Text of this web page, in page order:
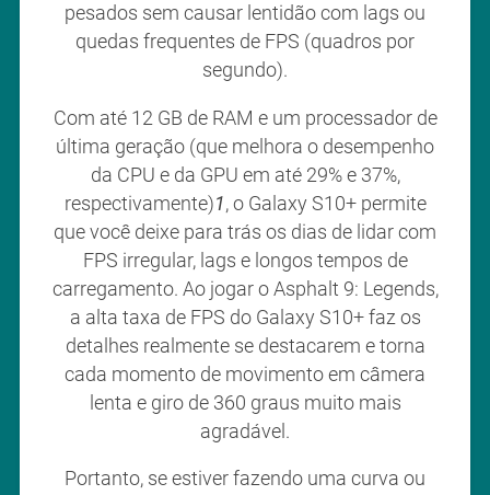
pesados sem causar lentidão com lags ou
quedas frequentes de FPS (quadros por
segundo).
Com até 12 GB de RAM e um processador de
última geração (que melhora o desempenho
da CPU e da GPU em até 29% e 37%,
respectivamente)1, o Galaxy S10+ permite
que você deixe para trás os dias de lidar com
FPS irregular, lags e longos tempos de
carregamento. Ao jogar o Asphalt 9: Legends,
a alta taxa de FPS do Galaxy S10+ faz os
detalhes realmente se destacarem e torna
cada momento de movimento em câmera
lenta e giro de 360 graus muito mais
agradável.
Portanto, se estiver fazendo uma curva ou